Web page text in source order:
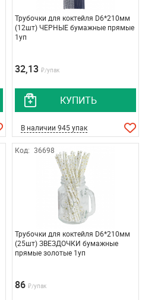
Трубочки для коктейля D6*210мм
(12шт) ЧЕРНЫЕ бумажные прямые
1уп
32,13 ₽/упак
КУПИТЬ
В наличии 945 упак
Код: 36698
Трубочки для коктейля D6*210мм
(25шт) ЗВЕЗДОЧКИ бумажные
прямые золотые 1уп
86 ₽/упак